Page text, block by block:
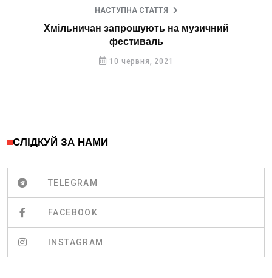
НАСТУПНА СТАТТЯ
Хмільничан запрошують на музичний
фестиваль
10 червня, 2021
СЛІДКУЙ ЗА НАМИ
TELEGRAM
FACEBOOK
INSTAGRAM